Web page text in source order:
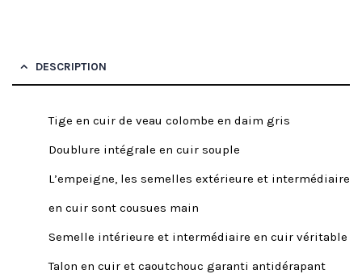
DESCRIPTION
Tige en cuir de veau colombe en daim gris
Doublure intégrale en cuir souple
L’empeigne, les semelles extérieure et intermédiaire
en cuir sont cousues main
Semelle intérieure et intermédiaire en cuir véritable
Talon en cuir et caoutchouc garanti antidérapant